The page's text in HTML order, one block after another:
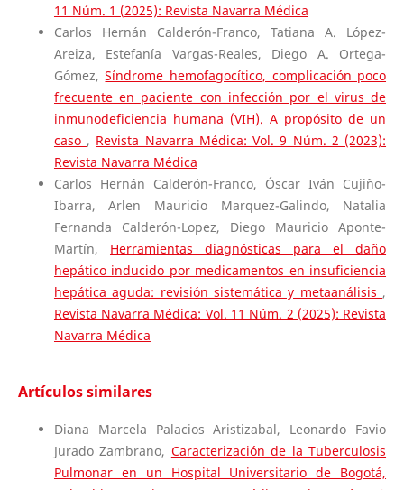
11 Núm. 1 (2025): Revista Navarra Médica
Carlos Hernán Calderón-Franco, Tatiana A. López-
Areiza, Estefanía Vargas-Reales, Diego A. Ortega-
Gómez,Síndrome hemofagocítico, complicación poco
frecuente en paciente con infección por el virus de
inmunodeficiencia humana (VIH). A propósito de un
caso , Revista Navarra Médica: Vol. 9 Núm. 2 (2023):
Revista Navarra Médica
Carlos Hernán Calderón-Franco, Óscar Iván Cujiño-
Ibarra, Arlen Mauricio Marquez-Galindo, Natalia
Fernanda Calderón-Lopez, Diego Mauricio Aponte-
Martín, Herramientas diagnósticas para el daño
hepático inducido por medicamentos en insuficiencia
hepática aguda: revisión sistemática y metaanálisis ,
Revista Navarra Médica: Vol. 11 Núm. 2 (2025): Revista
Navarra Médica
Artículos similares
Diana Marcela Palacios Aristizabal, Leonardo Favio
Jurado Zambrano, Caracterización de la Tuberculosis
Pulmonar en un Hospital Universitario de Bogotá,